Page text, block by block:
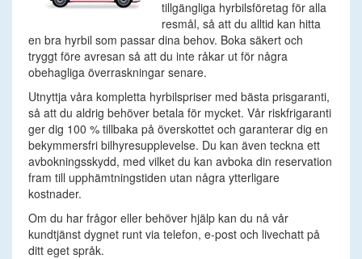
tillgängliga hyrbilsföretag för alla
resmål, så att du alltid kan hitta
en bra hyrbil som passar dina behov. Boka säkert och
tryggt före avresan så att du inte råkar ut för några
obehagliga överraskningar senare.
Utnyttja våra kompletta hyrbilspriser med bästa prisgaranti,
så att du aldrig behöver betala för mycket. Vår riskfrigaranti
ger dig 100 % tillbaka på överskottet och garanterar dig en
bekymmersfri bilhyresupplevelse. Du kan även teckna ett
avbokningsskydd, med vilket du kan avboka din reservation
fram till upphämtningstiden utan några ytterligare
kostnader.
Om du har frågor eller behöver hjälp kan du nå vår
kundtjänst dygnet runt via telefon, e-post och livechatt på
ditt eget språk.